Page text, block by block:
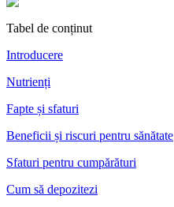
Tabel de conținut
Introducere
Nutrienți
Fapte și sfaturi
Beneficii și riscuri pentru sănătate
Sfaturi pentru cumpărături
Cum să depozitezi